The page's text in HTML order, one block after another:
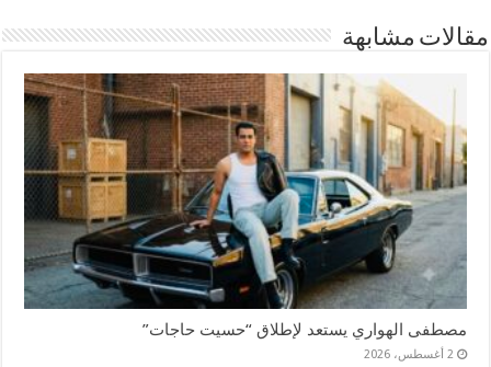
مقالات مشابهة
مصطفى الهواري يستعد لإطلاق “حسيت حاجات”
2 أغسطس، 2026